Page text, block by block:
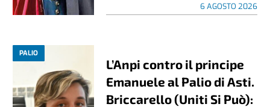
6 AGOSTO 2026
PALIO
L’Anpi contro il principe
Emanuele al Palio di Asti.
Briccarello (Uniti Si Può):